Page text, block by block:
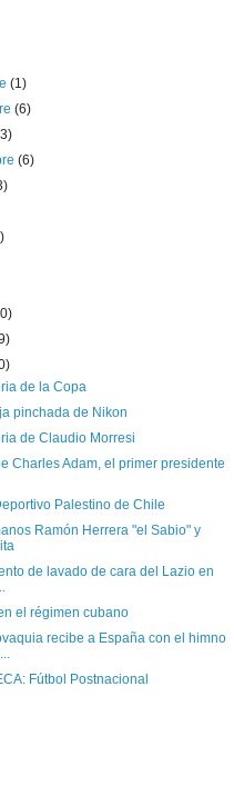
(1)
(6)
(6)
de la Copa
pinchada de Nikon
de Claudio Morresi
Charles Adam, el primer presidente
Palestino de Chile
Ramón Herrera "el Sabio" y
de lavado de cara del Lazio en
el régimen cubano
recibe a España con el himno
Fútbol Postnacional